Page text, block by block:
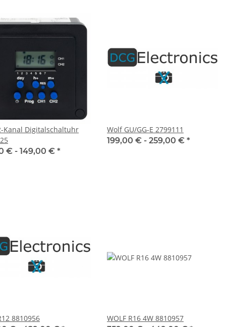
Kanal Digitalschaltuhr
€ - 149,00 € *
Wolf GU/GG-E 2799111
199,00 € - 259,00 € *
8810956
WOLF R16 4W 8810957